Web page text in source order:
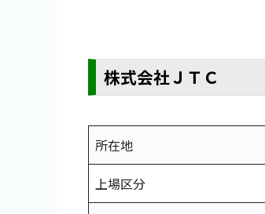
株式会社ＪＴＣ
所在地
上場区分